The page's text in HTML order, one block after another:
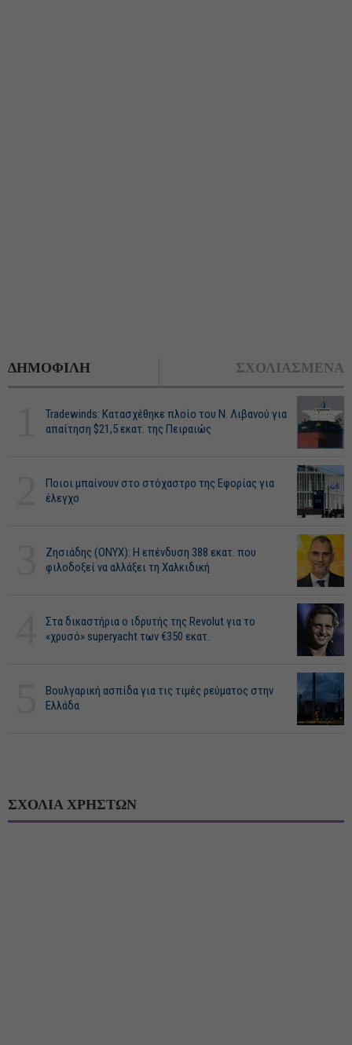
ΔΗΜΟΦΙΛΗ ΣΧΟΛΙΑΣΜΕΝΑ
Tradewinds: Κατασχέθηκε πλοίο του Ν. Λιβανού για
απαίτηση $21,5 εκατ. της Πειραιώς
Ποιοι μπαίνουν στο στόχαστρο της Εφορίας για
έλεγχο
Ζησιάδης (ONYX): Η επένδυση 388 εκατ. που
φιλοδοξεί να αλλάξει τη Χαλκιδική
Στα δικαστήρια ο ιδρυτής της Revolut για το
«χρυσό» superyacht των €350 εκατ.
Βουλγαρική ασπίδα για τις τιμές ρεύματος στην
Ελλάδα
ΣΧΟΛΙΑ ΧΡΗΣΤΩΝ